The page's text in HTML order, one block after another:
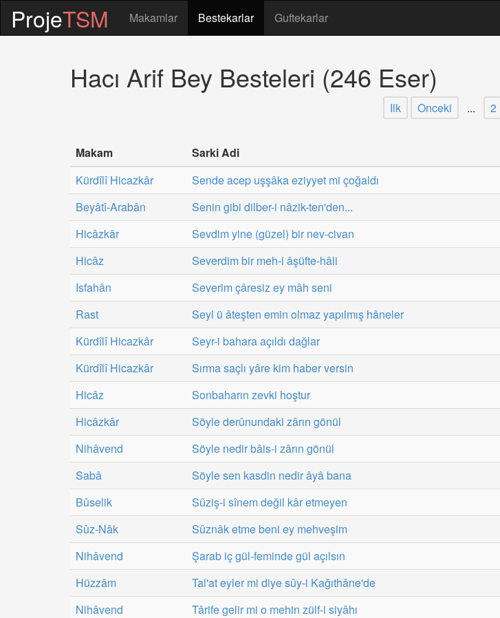
ProjeTSM Makamlar Bestekarlar Guftekarlar
Hacı Arif Bey Besteleri (246 Eser)
Ilk Onceki ... 2
Makam Sarki Adi
Kürdîlî Hicazkâr
Sende acep uşşâka eziyyet mi çoğaldı
Beyâtî-Arabân
Senin gibi dilber-i nâzik-ten'den...
Hicâzkâr
Sevdim yine (güzel) bir nev-civan
Hicâz
Severdim bir meh-i âşüfte-hâli
Isfahân
Severim çâresiz ey mâh seni
Rast
Seyl ü âteşten emin olmaz yapılmış hâneler
Kürdîlî Hicazkâr
Seyr-i bahara açıldı dağlar
Kürdîlî Hicazkâr
Sırma saçlı yâre kim haber versin
Hicâz
Sonbaharın zevki hoştur
Hicâzkâr
Söyle derûnundaki zârın gönül
Nihâvend
Söyle nedir bâis-i zârın gönül
Sabâ
Söyle sen kasdin nedir âyâ bana
Bûselik
Sûziş-i sînem değil kâr etmeyen
Sûz-Nâk
Sûznâk etme beni ey mehveşim
Nihâvend
Şarab iç gül-feminde gül açılsın
Hüzzâm
Tal'at eyler mi diye sûy-i Kağıthâne'de
Nihâvend
Târife gelir mi o mehin zülf-i siyâhı